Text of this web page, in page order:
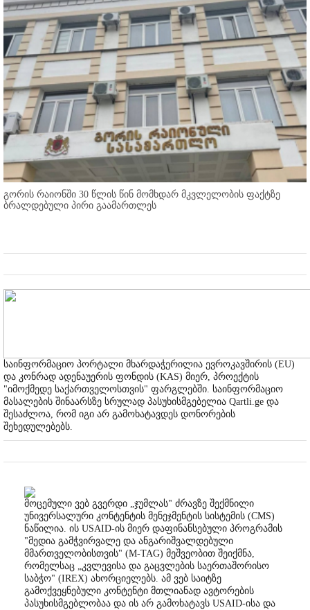
გორის რაიონში 30 წლის წინ მომხდარ მკვლელობის ფაქტზე
ბრალდებული პირი გაამართლეს
საინფორმაციო პორტალი მხარდაჭერილია ევროკავშირის (EU)
და კონრად ადენაუერის ფონდის (KAS) მიერ, პროექტის
"იმოქმედე საქართველოსთვის" ფარგლებში. საინფორმაციო
მასალების შინაარსზე სრულად პასუხისმგებელია Qartli.ge და
შესაძლოა, რომ იგი არ გამოხატავდეს დონორების
შეხედულებებს.
მოცემული ვებ გვერდი „ჯუმლას" ძრავზე შექმნილი
უნივერსალური კონტენტის მენეჯმენტის სისტემის (CMS)
ნაწილია. ის USAID-ის მიერ დაფინანსებული პროგრამის
"მედია გამჭვირვალე და ანგარიშვალდებული
მმართველობისთვის" (M-TAG) მეშვეობით შეიქმნა,
რომელსაც „კვლევისა და გაცვლების საერთაშორისო
საბჭო" (IREX) ახორციელებს. ამ ვებ საიტზე
გამოქვეყნებული კონტენტი მთლიანად ავტორების
პასუხისმგებლობაა და ის არ გამოხატავს USAID-ისა და